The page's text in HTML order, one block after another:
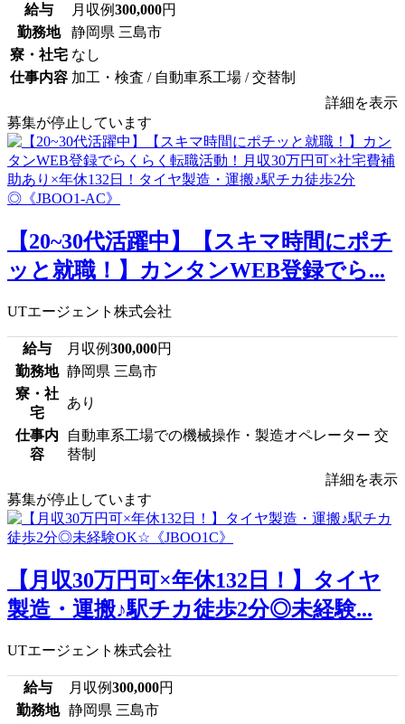
給与 月収例300,000円
勤務地
静岡県 三島市
寮・社宅 なし
仕事内容 加工・検査 / 自動車系工場 / 交替制
詳細を表示
募集が停止しています
【20~30代活躍中】【スキマ時間にポチ
ッと就職！】カンタンWEB登録でら...
UTエージェント株式会社
給与 月収例300,000円
勤務地 静岡県 三島市
寮・社
宅
あり
仕事内
容
自動車系工場での機械操作・製造オペレーター 交
替制
詳細を表示
募集が停止しています
【月収30万円可×年休132日！】タイヤ
製造・運搬♪駅チカ徒歩2分◎未経験...
UTエージェント株式会社
給与 月収例300,000円
勤務地
静岡県 三島市